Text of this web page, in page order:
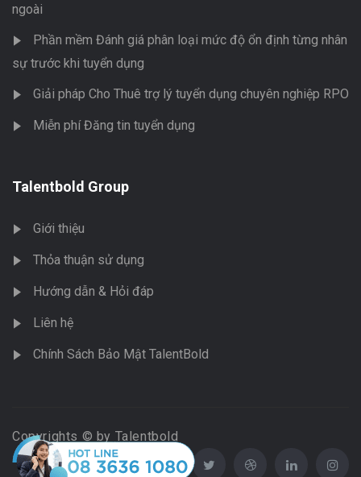
ngoài
Phần mềm Đánh giá phân loại mức độ ổn định từng nhân
sự trước khi tuyển dụng
Giải pháp Cho Thuê trợ lý tuyển dụng chuyên nghiệp RPO
Miễn phí Đăng tin tuyển dụng
Talentbold Group
Giới thiệu
Thỏa thuận sử dụng
Hướng dẫn & Hỏi đáp
Liên hệ
Chính Sách Bảo Mật TalentBold
Copyrights © by Talentbold